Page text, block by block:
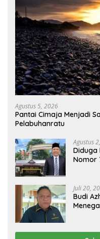
Agustus 5, 2026
Pantai Cimaja Menjadi
Pelabuhanratu
Agustus
Diduga
Nomor
Juli 20,
Budi
Rumput